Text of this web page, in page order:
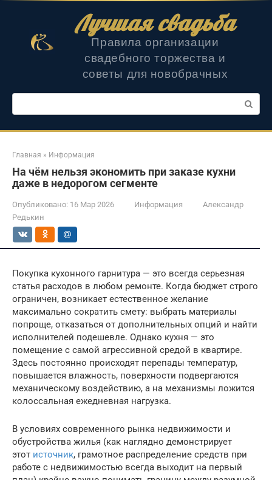
Лучшая свадьба
Правила организации
свадебного торжества и
советы для новобрачных
Поиск:
Главная » Информация
На чём нельзя экономить при заказе кухни
даже в недорогом сегменте
Опубликовано: 16 Мар 2026 Информация
Александр
Редькин
Покупка кухонного гарнитура — это всегда серьезная
статья расходов в любом ремонте. Когда бюджет строго
ограничен, возникает естественное желание
максимально сократить смету: выбрать материалы
попроще, отказаться от дополнительных опций и найти
исполнителей подешевле. Однако кухня — это
помещение с самой агрессивной средой в квартире.
Здесь постоянно происходят перепады температур,
повышается влажность, поверхности подвергаются
механическому воздействию, а на механизмы ложится
колоссальная ежедневная нагрузка.
В условиях современного рынка недвижимости и
обустройства жилья (как наглядно демонстрирует
этот источник, грамотное распределение средств при
работе с недвижимостью всегда выходит на первый